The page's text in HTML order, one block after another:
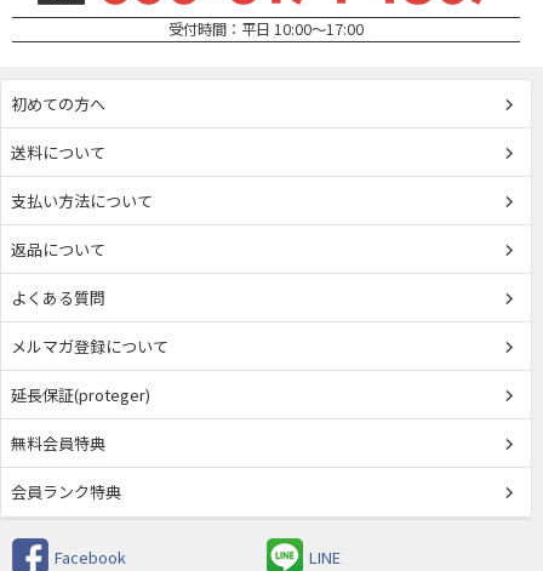
受付時間：平日 10:00～17:00
初めての方へ
送料について
支払い方法について
返品について
よくある質問
メルマガ登録について
延長保証(proteger)
無料会員特典
会員ランク特典
Facebook LINE